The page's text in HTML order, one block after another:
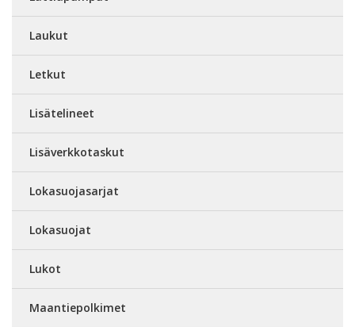
Laukut
Letkut
Lisätelineet
Lisäverkkotaskut
Lokasuojasarjat
Lokasuojat
Lukot
Maantiepolkimet